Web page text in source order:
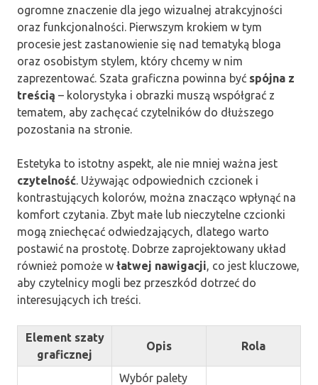
ogromne znaczenie dla jego wizualnej atrakcyjności
oraz funkcjonalności. Pierwszym krokiem w tym
procesie jest zastanowienie się nad tematyką bloga
oraz osobistym stylem, który chcemy w nim
zaprezentować. Szata graficzna powinna być spójna z
treścią – kolorystyka i obrazki muszą współgrać z
tematem, aby zachęcać czytelników do dłuższego
pozostania na stronie.
Estetyka to istotny aspekt, ale nie mniej ważna jest
czytelność . Używając odpowiednich czcionek i
kontrastujących kolorów, można znacząco wpłynąć na
komfort czytania. Zbyt małe lub nieczytelne czcionki
mogą zniechęcać odwiedzających, dlatego warto
postawić na prostotę. Dobrze zaprojektowany układ
również pomoże w łatwej nawigacji , co jest kluczowe,
aby czytelnicy mogli bez przeszkód dotrzeć do
interesujących ich treści.
Element szaty
graficznej
Opis Rola
Wybór palety